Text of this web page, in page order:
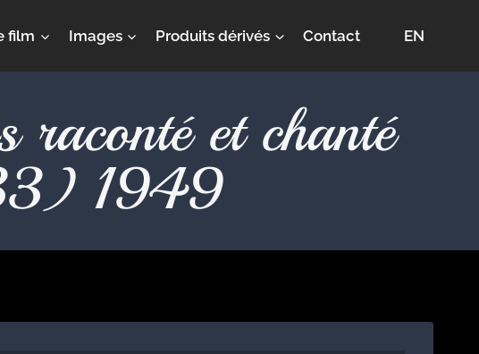
film Images Produits dérivés Contact EN
raconté et chanté
1949